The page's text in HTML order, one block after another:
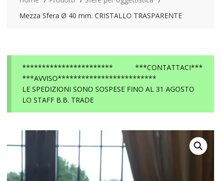
Mezza Sfera Ø 40 mm. CRISTALLO TRASPARENTE
***CONTATTACI***
***********************
***AVVISO*************************
LE SPEDIZIONI SONO SOSPESE FINO AL 31 AGOSTO
LO STAFF B.B. TRADE